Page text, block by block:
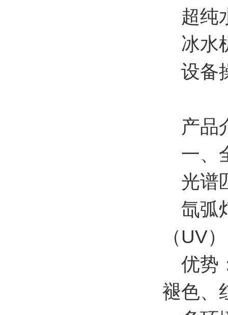
超纯
冰水
设备
产品
一、
光谱
氙弧
（UV
优势
褪色、